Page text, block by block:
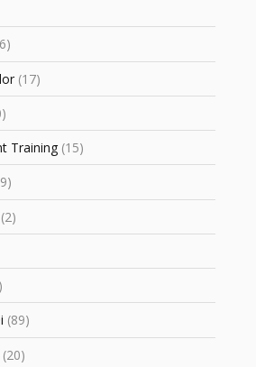
(17)
Training (15)
(2)
(89)
(20)